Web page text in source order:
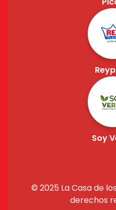
Soy
© 2025 La Casa de
derechos